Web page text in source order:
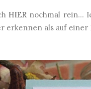
HIER nochmal rein...
erkennen als auf einer